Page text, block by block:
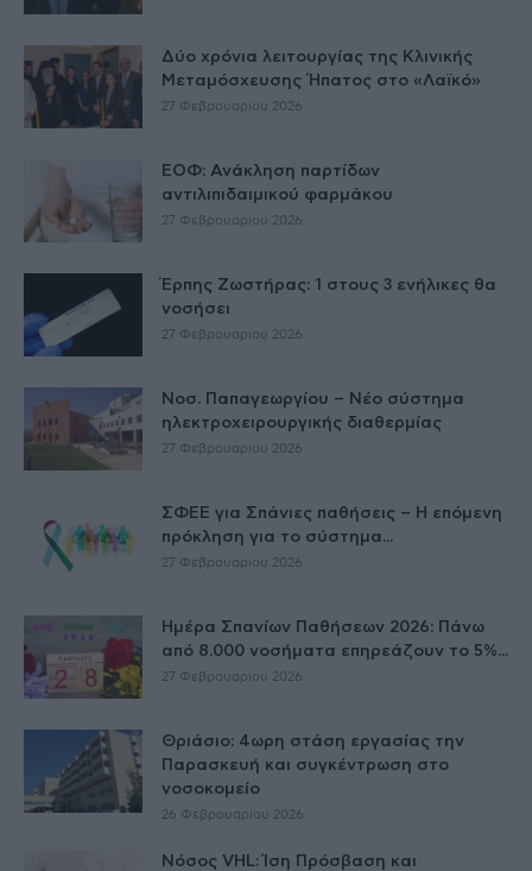
Δύο χρόνια λειτουργίας της Κλινικής
Μεταμόσχευσης Ήπατος στο «Λαϊκό»
27 Φεβρουαρίου 2026
ΕΟΦ: Ανάκληση παρτίδων
αντιλιπιδαιμικού φαρμάκου
27 Φεβρουαρίου 2026
Έρπης Ζωστήρας: 1 στους 3 ενήλικες θα
νοσήσει
27 Φεβρουαρίου 2026
Νοσ. Παπαγεωργίου – Νέο σύστημα
ηλεκτροχειρουργικής διαθερμίας
27 Φεβρουαρίου 2026
ΣΦΕΕ για Σπάνιες παθήσεις – Η επόμενη
πρόκληση για το σύστημα...
27 Φεβρουαρίου 2026
Ημέρα Σπανίων Παθήσεων 2026: Πάνω
από 8.000 νοσήματα επηρεάζουν το 5%...
27 Φεβρουαρίου 2026
Θριάσιο: 4ωρη στάση εργασίας την
Παρασκευή και συγκέντρωση στο
νοσοκομείο
26 Φεβρουαρίου 2026
Νόσος VHL: Ίση Πρόσβαση και